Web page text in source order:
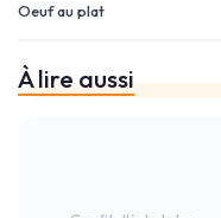
Oeuf au plat
À lire aussi